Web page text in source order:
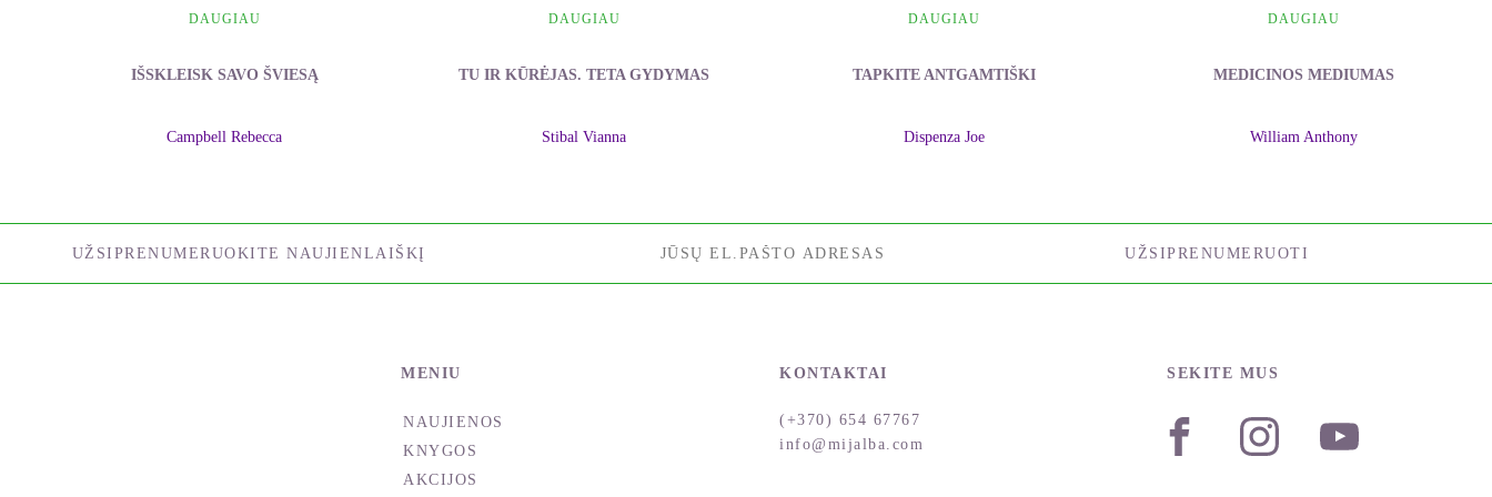
DAUGIAU
IŠSKLEISK SAVO ŠVIESĄ
Campbell Rebecca
DAUGIAU
TU IR KŪRĖJAS. TETA GYDYMAS
Stibal Vianna
DAUGIAU
TAPKITE ANTGAMTIŠKI
Dispenza Joe
DAUGIAU
MEDICINOS MEDIUMAS
William Anthony
UŽSIPRENUMERUOKITE NAUJIENLAIŠKĮ UŽSIPRENUMERUOTI
MENIU
NAUJIENOS
KNYGOS
AKCIJOS
KONTAKTAI
(+370) 654 67767
info@mijalba.com
SEKITE MUS